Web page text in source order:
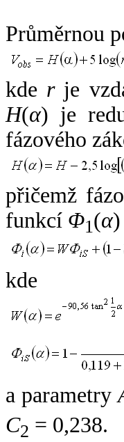
Průměrnou
kde rje
H(α) je
fázového
přičemž
funkcí Φ1(α)
kde
a parametry
C2 = 0,238.